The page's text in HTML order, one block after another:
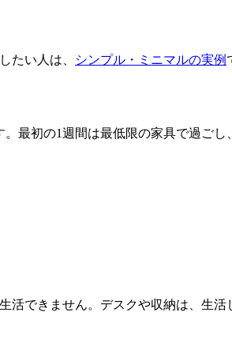
たい人は、 シンプル・ミニマルの実例
。最初の1週間は最低限の家具で過ご
できません。デスクや収納は、生活